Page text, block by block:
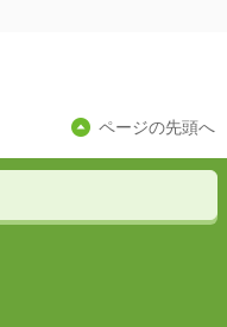
ページの先頭へ